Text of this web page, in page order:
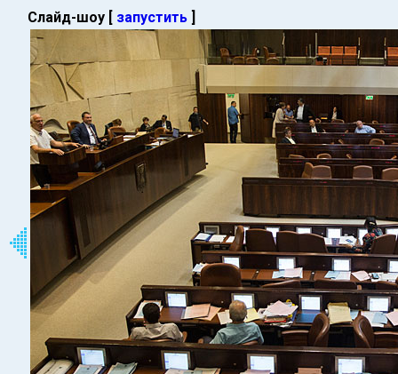
Слайд-шоу [ запустить ]